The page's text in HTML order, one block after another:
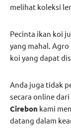
melihat koleksi
Pecinta ikan koi
yang mahal.
koi yang dapat
Anda juga tidak
secara online
Cirebon kami
datang dalam